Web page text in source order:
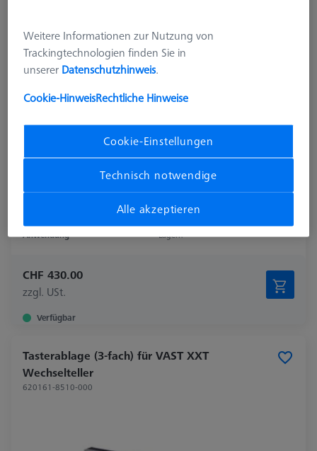
Tasterablage
Anwendung
Lagern
CHF 430.00
zzgl. USt.
Verfügbar
Tasterablage (3-fach) für VAST XXT
Wechselteller
620161-8510-000
Weitere Informationen zur Nutzung von
Trackingtechnologien finden Sie in
unserer Datenschutzhinweis.
Cookie-HinweisRechtliche Hinweise
Cookie-Einstellungen
Technisch notwendige
Alle akzeptieren